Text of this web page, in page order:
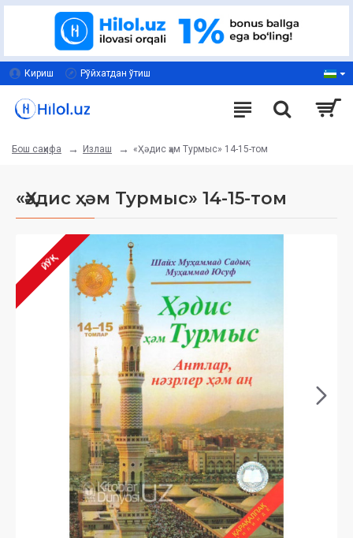
Кириш Рўйхатдан ўтиш
Бош саҳифа Излаш «Ҳәдис ҳәм Турмыс» 14-15-том
«Ҳәдис ҳәм Турмыс» 14-15-том
ЙЎҚ